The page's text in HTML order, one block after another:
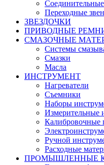
Соединительные
Переходные
ЗВЕЗДОЧКИ
ПРИВОДНЫЕ
СМАЗОЧНЫЕ
Системы
Смазки
Масла
ИНСТРУМЕНТ
Нагреватели
Съемники
Наборы
Измерительные
Калибровочные
Ручной
Расходные
ПРОМЫШЛЕННЫЕ